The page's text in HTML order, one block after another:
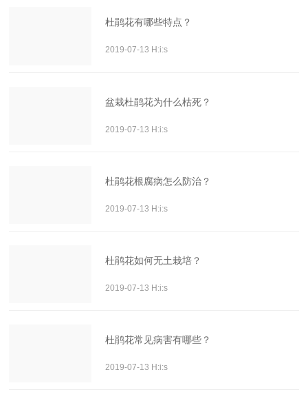
杜鹃花有哪些特点？
2019-07-13 H:i:s
盆栽杜鹃花为什么枯死？
2019-07-13 H:i:s
杜鹃花根腐病怎么防治？
2019-07-13 H:i:s
杜鹃花如何无土栽培？
2019-07-13 H:i:s
杜鹃花常见病害有哪些？
2019-07-13 H:i:s